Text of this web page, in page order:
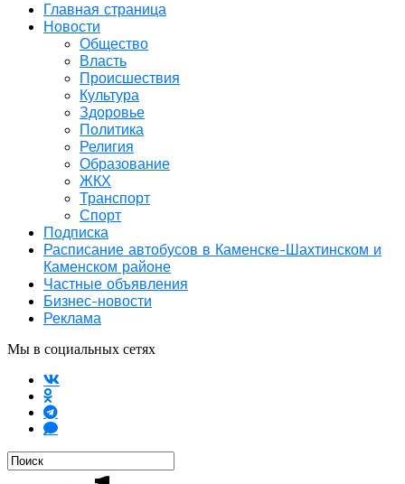
Главная страница
Новости
Общество
Власть
Происшествия
Культура
Здоровье
Политика
Религия
Образование
ЖКХ
Транспорт
Спорт
Подписка
Расписание автобусов в Каменске-Шахтинском и
Каменском районе
Частные объявления
Бизнес-новости
Реклама
Мы в социальных сетях